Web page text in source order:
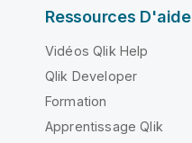
Ressources D'aide
Vidéos Qlik Help
Qlik Developer
Formation
Apprentissage Qlik